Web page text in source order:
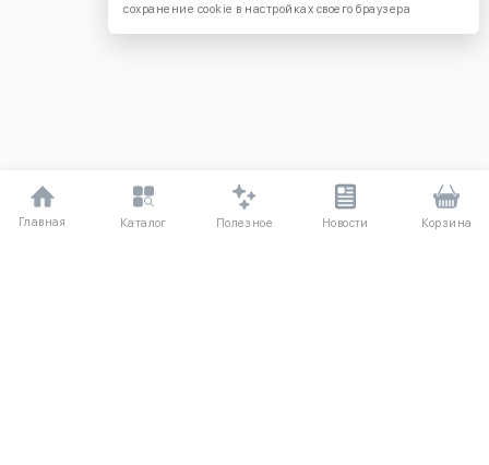
Главная Каталог Полезное Новости Корзина
сохранение cookie в настройках своего браузера